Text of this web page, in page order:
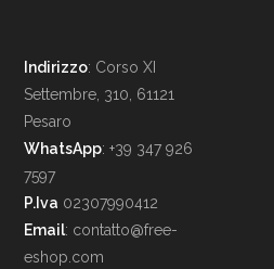
Indirizzo: Corso XI
Settembre, 310, 61121
Pesaro
WhatsApp: +39 347 926
7597
P.Iva 02307990412
Email: contatto@free-
eshop.com